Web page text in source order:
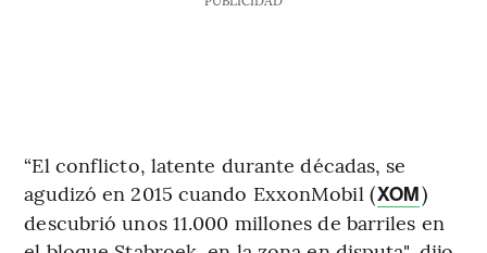
“El conflicto, latente durante décadas, se
agudizó en 2015 cuando ExxonMobil (XOM)
descubrió unos 11.000 millones de barriles en